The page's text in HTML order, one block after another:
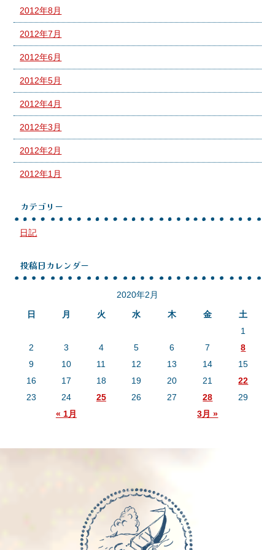
2012年8月
2012年7月
2012年6月
2012年5月
2012年4月
2012年3月
2012年2月
2012年1月
カテゴリー
日記
投稿日カレンダー
2020年2月
日
月 火 水 木 金 土
« 1月 3月 »
1
2
3 4 5 6 7
8
9
10 11 12 13 14
15
16
17 18 19 20 21
22
23
24 25 26 27 28 29